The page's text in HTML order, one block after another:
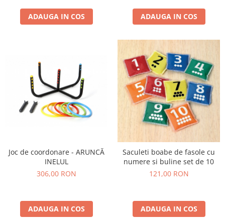
ADAUGA IN COS ADAUGA IN COS
Joc de coordonare - ARUNCĂ
INELUL
306,00 RON
ADAUGA IN COS
Saculeti boabe de fasole cu
numere si buline set de 10
121,00 RON
ADAUGA IN COS